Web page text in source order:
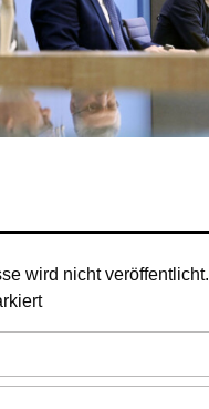
wird nicht veröffentlicht.